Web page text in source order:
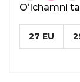
Oʻlchamni
27 EU